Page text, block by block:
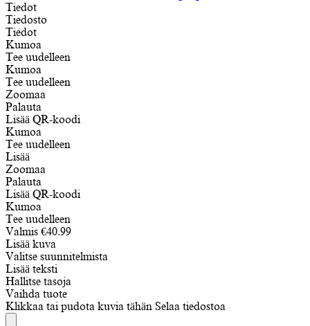
Tiedot
Tiedosto
Tiedot
Kumoa
Tee uudelleen
Kumoa
Tee uudelleen
Zoomaa
Palauta
Lisää QR-koodi
Kumoa
Tee uudelleen
Lisää
Zoomaa
Palauta
Lisää QR-koodi
Kumoa
Tee uudelleen
Valmis €40.99
Lisää kuva
Valitse suunnitelmista
Lisää teksti
Hallitse tasoja
Vaihda tuote
Klikkaa tai pudota kuvia tähän Selaa tiedostoa